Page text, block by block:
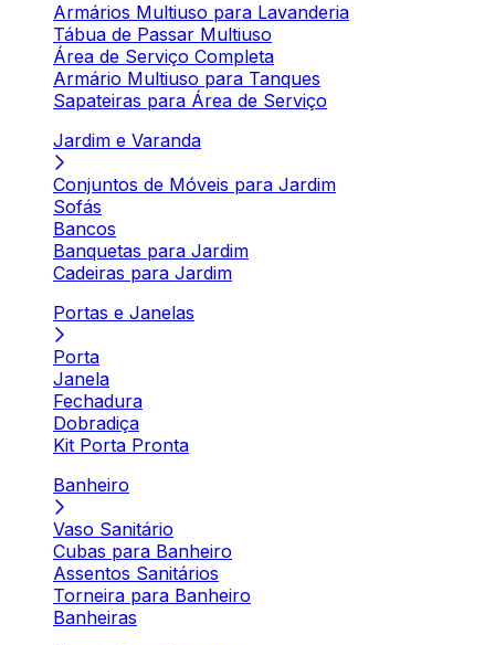
Armários Multiuso para Lavanderia
Tábua de Passar Multiuso
Área de Serviço Completa
Armário Multiuso para Tanques
Sapateiras para Área de Serviço
Jardim e Varanda
Conjuntos de Móveis para Jardim
Sofás
Bancos
Banquetas para Jardim
Cadeiras para Jardim
Portas e Janelas
Porta
Janela
Fechadura
Dobradiça
Kit Porta Pronta
Banheiro
Vaso Sanitário
Cubas para Banheiro
Assentos Sanitários
Torneira para Banheiro
Banheiras